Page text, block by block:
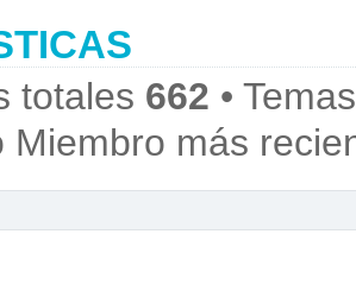
totales 662 •
Miembro más